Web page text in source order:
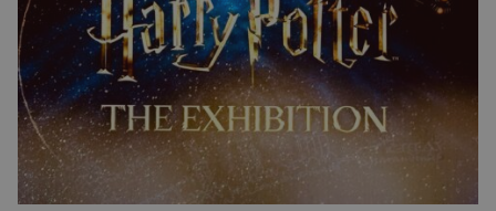
její zdroj je […]